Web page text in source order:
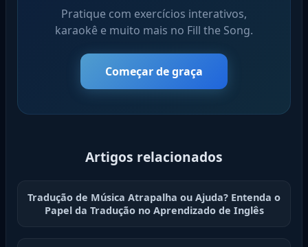
Pratique com exercícios interativos,
karaokê e muito mais no Fill the Song.
Começar de graça
Artigos relacionados
Tradução de Música Atrapalha ou Ajuda? Entenda o
Papel da Tradução no Aprendizado de Inglês